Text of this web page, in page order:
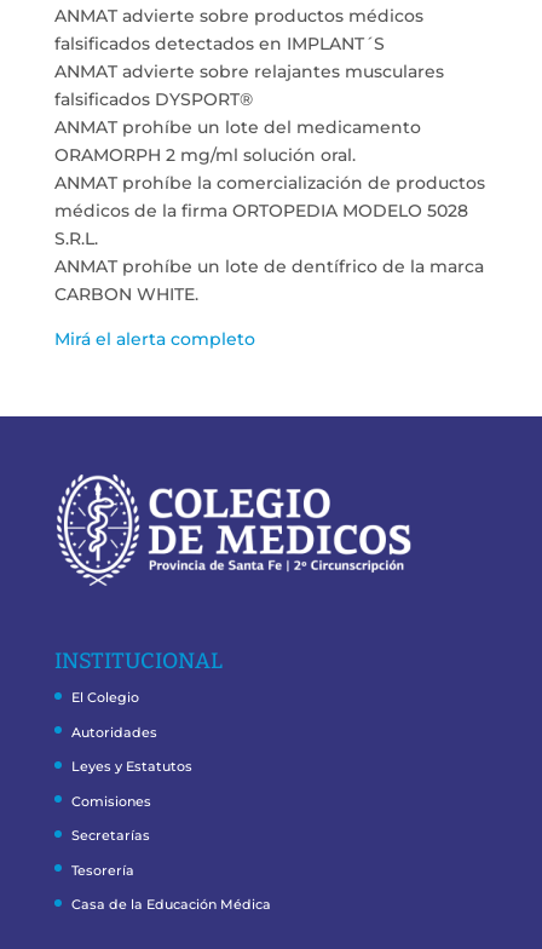
ANMAT advierte sobre productos médicos
falsificados detectados en IMPLANT´S
ANMAT advierte sobre relajantes musculares
falsificados DYSPORT®
ANMAT prohíbe un lote del medicamento
ORAMORPH 2 mg/ml solución oral.
ANMAT prohíbe la comercialización de productos
médicos de la firma ORTOPEDIA MODELO 5028
S.R.L.
ANMAT prohíbe un lote de dentífrico de la marca
CARBON WHITE.
Mirá el alerta completo
INSTITUCIONAL
El Colegio
Autoridades
Leyes y Estatutos
Comisiones
Secretarías
Tesorería
Casa de la Educación Médica